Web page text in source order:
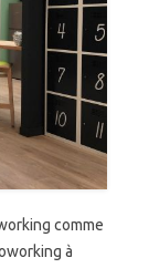
comme
à